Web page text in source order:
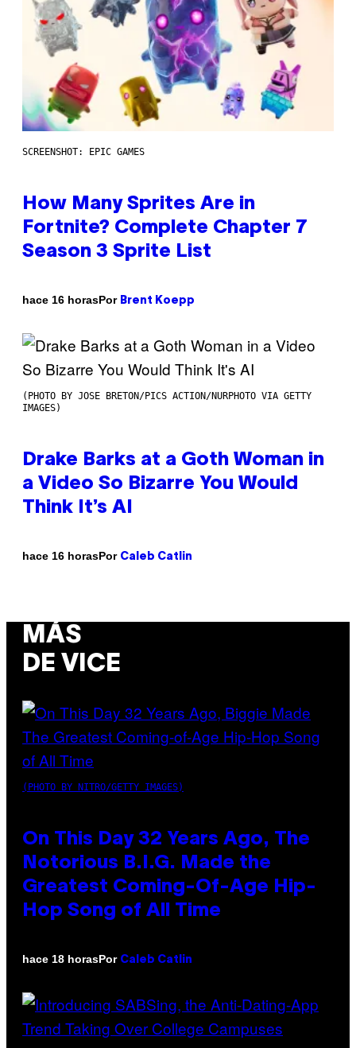
SCREENSHOT: EPIC GAMES
How Many Sprites Are in
Fortnite? Complete Chapter 7
Season 3 Sprite List
hace 16 horasPor Brent Koepp
(PHOTO BY JOSE BRETON/PICS ACTION/NURPHOTO VIA GETTY
IMAGES)
Drake Barks at a Goth Woman in
a Video So Bizarre You Would
Think It’s AI
hace 16 horasPor Caleb Catlin
MÁS
DE VICE
(PHOTO BY NITRO/GETTY IMAGES)
On This Day 32 Years Ago, The
Notorious B.I.G. Made the
Greatest Coming-Of-Age Hip-
Hop Song of All Time
hace 18 horasPor Caleb Catlin